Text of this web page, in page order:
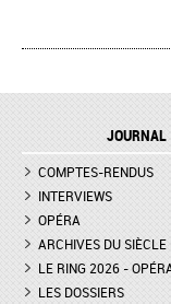
JOURNAL
COMPTES-RENDUS
INTERVIEWS
OPÉRA
ARCHIVES DU
LE RING 2026 -
LES DOSSIERS